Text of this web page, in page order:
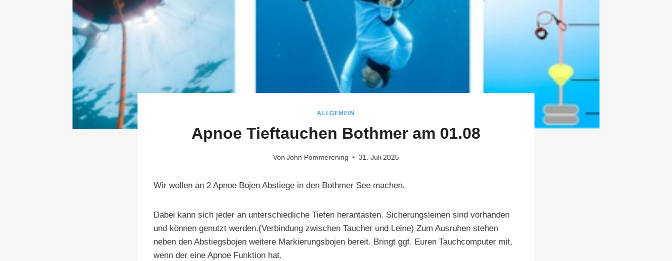
ALLGEMEIN
Apnoe Tieftauchen Bothmer am 01.08
Von John Pommerening 31. Juli 2025
Wir wollen an 2 Apnoe Bojen Abstiege in den Bothmer See machen.
Dabei kann sich jeder an unterschiedliche Tiefen herantasten. Sicherungsleinen sind vorhanden
und können genutzt werden.(Verbindung zwischen Taucher und Leine) Zum Ausruhen stehen
neben den Abstiegsbojen weitere Markierungsbojen bereit. Bringt ggf. Euren Tauchcomputer mit,
wenn der eine Apnoe Funktion hat.